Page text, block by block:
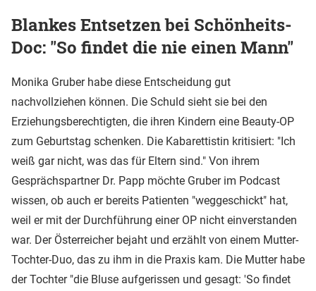
Blankes Entsetzen bei Schönheits-
Doc: "So findet die nie einen Mann"
Monika Gruber habe diese Entscheidung gut
nachvollziehen können. Die Schuld sieht sie bei den
Erziehungsberechtigten, die ihren Kindern eine Beauty-OP
zum Geburtstag schenken. Die Kabarettistin kritisiert: "Ich
weiß gar nicht, was das für Eltern sind." Von ihrem
Gesprächspartner Dr. Papp möchte Gruber im Podcast
wissen, ob auch er bereits Patienten "weggeschickt" hat,
weil er mit der Durchführung einer OP nicht einverstanden
war. Der Österreicher bejaht und erzählt von einem Mutter-
Tochter-Duo, das zu ihm in die Praxis kam. Die Mutter habe
der Tochter "die Bluse aufgerissen und gesagt: 'So findet